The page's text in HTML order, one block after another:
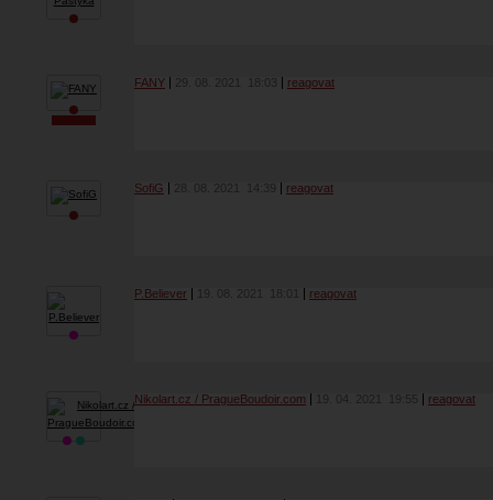
FANY 18:03 reagovat
SofiG 14:39 reagovat
P.Believer 18:01 reagovat
Nikolart.cz / PragueBoudoir.com 19. 04. 2021 19:55 reagovat